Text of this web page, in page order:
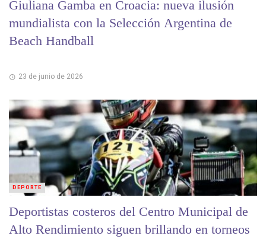
Giuliana Gamba en Croacia: nueva ilusión
mundialista con la Selección Argentina de
Beach Handball
23 de junio de 2026
Deportistas costeros del Centro Municipal de
Alto Rendimiento siguen brillando en torneos
DEPORTE